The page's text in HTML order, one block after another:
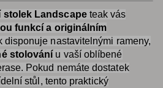
stolek Landscapeteak vás
funkcí a originálním
disponuje nastavitelnými rameny,
stolování u vaší oblíbené
Pokud nemáte dostatek
stůl, tento praktický